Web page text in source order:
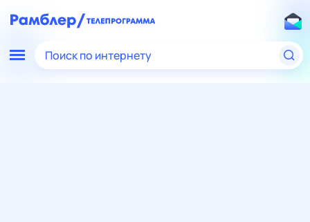
Поиск по интернету